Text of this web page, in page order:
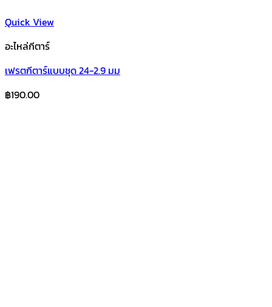
Quick View
อะไหล่กีตาร์
เฟรตกีตาร์แบบชุด 24-2.9 มม
฿190.00